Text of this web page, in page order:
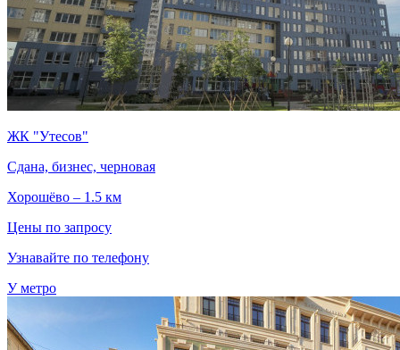
ЖК "Утесов"
Сдана, бизнес, черновая
Хорошёво – 1.5 км
Цены по запросу
Узнавайте по телефону
У метро